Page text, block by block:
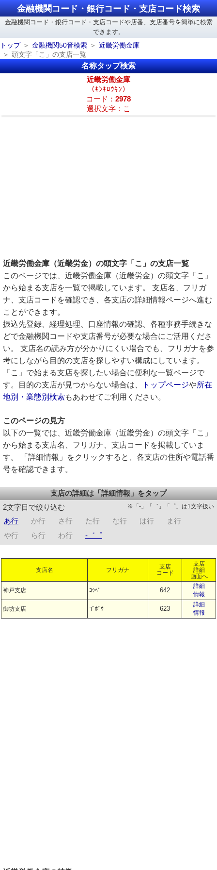
金融機関コード・銀行コード・支店コード検索
金融機関コード・銀行コード・支店コードや店番、支店番号を簡単に検索
できます。
トップ
金融機関50音検索
近畿労働金庫
頭文字「こ」の支店一覧
名称タップ検索
近畿労働金庫
（ｷﾝｷﾛｳｷﾝ）
コード： 2978
選択文字：こ
近畿労働金庫（近畿労金）の頭文字「こ」の支店一覧
このページでは、近畿労働金庫（近畿労金）の頭文字「こ」
から始まる支店を一覧で掲載しています。 支店名、フリガ
ナ、支店コードを確認でき、各支店の詳細情報ページへ進む
ことができます。
振込先登録、経理処理、口座情報の確認、各種事務手続きな
どで金融機関コードや支店番号が必要な場合にご活用くださ
い。 支店名の読み方が分かりにくい場合でも、フリガナを参
考にしながら目的の支店を探しやすい構成にしています。
「こ」で始まる支店を探したい場合に便利な一覧ページで
す。目的の支店が見つからない場合は、
トップページや所在
地別・業態別検索 もあわせてご利用ください。
このページの見方
以下の一覧では、近畿労働金庫（近畿労金）の頭文字「こ」
から始まる支店名、フリガナ、支店コードを掲載していま
す。 「詳細情報」をクリックすると、各支店の住所や電話番
号を確認できます。
支店の詳細は「詳細情報」をタップ
2文字目で絞り込む
※「-」「゛」「゜」は1文字扱い
あ行 か行 さ行 た行 な行 は行
ま行
や行
ら行 わ行 -゛゜
支店名 フリガナ
支店
コード
支店
詳細
画面へ
神戸支店 ｺｳﾍﾞ 642
詳細
情報
御坊支店 ｺﾞﾎﾞｳ 623
詳細
情報